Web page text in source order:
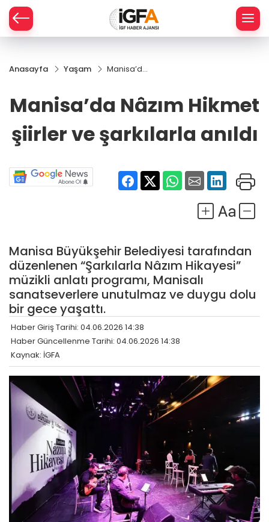
Anasayfa Yaşam
Manisa’da
şiirler ve
anıldı
Manisa’da Nâzım Hikmet
şiirler ve şarkılarla anıldı
Manisa Büyükşehir Belediyesi tarafından
düzenlenen “Şarkılarla Nâzım Hikayesi”
müzikli anlatı programı, Manisalı
sanatseverlere unutulmaz ve duygu dolu
bir gece yaşattı.
Haber Giriş Tarihi: 04.06.2026 14:38
Haber Güncellenme Tarihi: 04.06.2026 14:38
Kaynak: İGFA